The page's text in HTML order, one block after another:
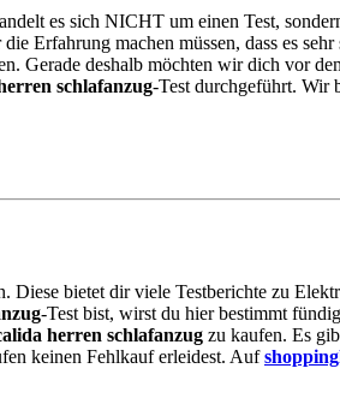
es sich NICHT um einen Test,
Erfahrung machen müssen, dass es sehr
Gerade deshalb möchten wir dich vor
schlafanzug-Test durchgeführt. Wir
Diese bietet dir viele Testberichte zu
-Test bist, wirst du hier bestimmt
herren schlafanzug zu kaufen. Es
keinen Fehlkauf erleidest. Auf